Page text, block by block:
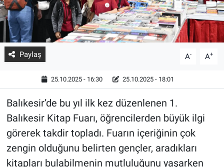
Paylaş A- A+
25.10.2025 - 16:30 25.10.2025 - 18:01
Balıkesir’de bu yıl ilk kez düzenlenen 1.
Balıkesir Kitap Fuarı, öğrencilerden büyük ilgi
görerek takdir topladı. Fuarın içeriğinin çok
zengin olduğunu belirten gençler, aradıkları
kitapları bulabilmenin mutluluğunu yaşarken